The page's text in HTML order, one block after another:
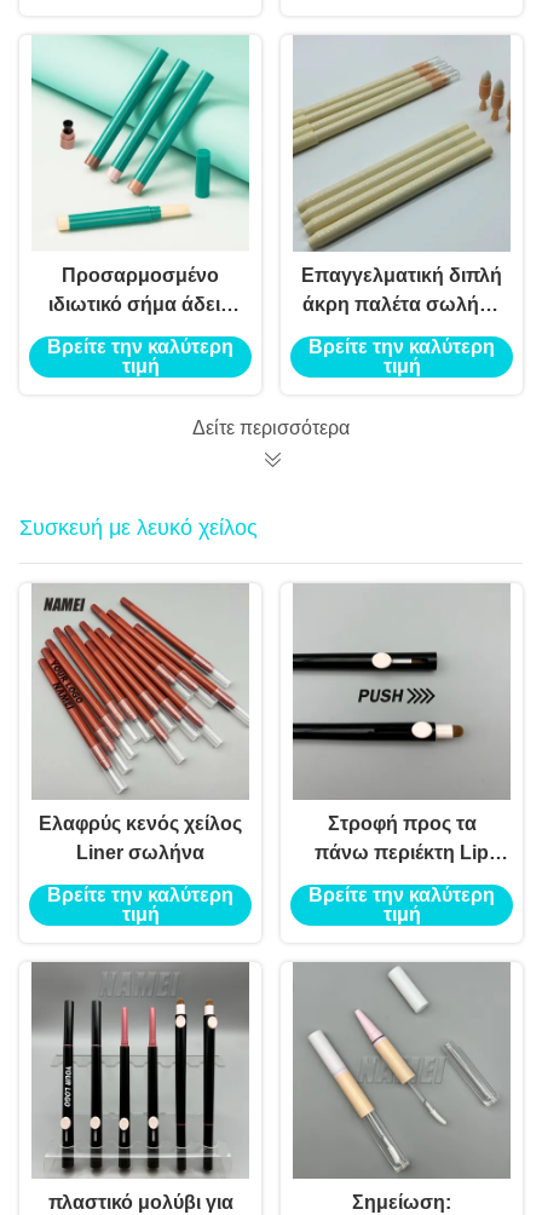
Προσαρμοσμένο
ιδιωτικό σήμα άδειο
λαμπτήρα ματιών
σκιές stick πένα με
Βρείτε την καλύτερη
τιμή
Επαγγελματική διπλή
άκρη παλέτα σωλήνα
σκιά ματιών stick
ιδιωτική ετικέτα με
highlighter concealer
Βρείτε την καλύτερη
τιμή
Δείτε περισσότερα
Συσκευή με λευκό χείλος
Ελαφρύς κενός χείλος
Liner σωλήνα
Βρείτε την καλύτερη
τιμή
Στροφή προς τα
πάνω περιέκτη Lip
Liner
Βρείτε την καλύτερη
τιμή
πλαστικό μολύβι για Σημείωση: